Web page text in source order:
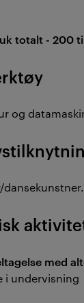
totalt - 200
og
dansekunstner.
med
i undervisning